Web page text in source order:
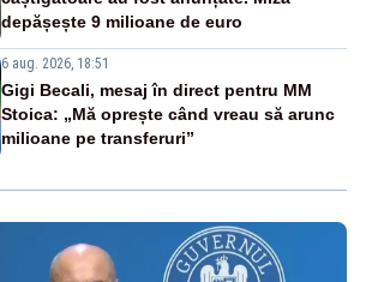
depășește 9 milioane de euro
6 aug. 2026, 18:51
Gigi Becali, mesaj în direct pentru MM
Stoica: „Mă oprește când vreau să arunc
milioane pe transferuri”